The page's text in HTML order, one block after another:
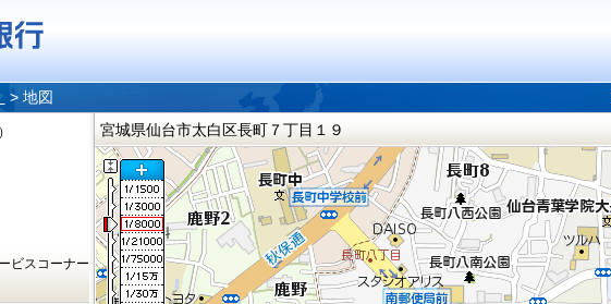
> 地図
ビスコーナー
宮城県仙台市太白区長町７丁目１９